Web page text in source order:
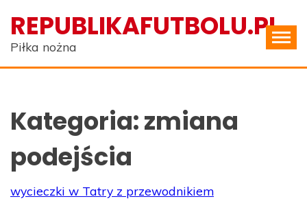
content
REPUBLIKAFUTBOLU.PL
Piłka nożna
Kategoria:zmiana
podejścia
wycieczki w Tatry z przewodnikiem